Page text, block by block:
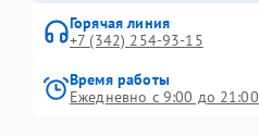
Горячая линия
+7 (342) 254-93-15
Время работы
Ежедневно с 9:00 до 21:00